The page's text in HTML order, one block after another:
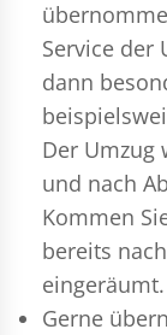
Service der
dann
Der Umzug
und nach
Kommen
bereits
eingeräumt.
Gerne